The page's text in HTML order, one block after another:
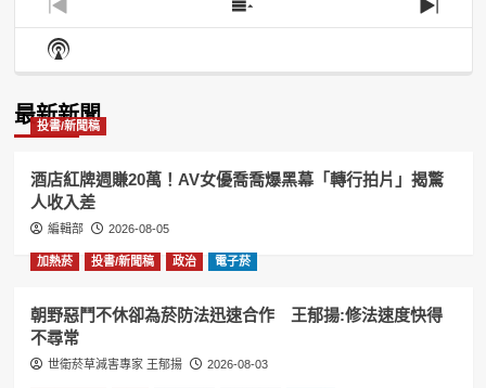
Previous
Episode
Show
Episodes
Next
Show
Podcast
最新新聞
投書/新聞稿
酒店紅牌週賺20萬！AV女優喬喬爆黑幕「轉行拍片」揭驚
人收入差
編輯部 2026-08-05
加熱菸 投書/新聞稿 政治 電子菸
朝野惡鬥不休卻為菸防法迅速合作 王郁揚:修法速度快得
不尋常
世衛菸草減害專家 王郁揚 2026-08-03